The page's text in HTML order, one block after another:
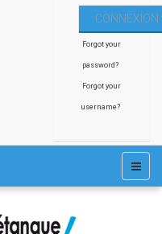
Forgot your
password?
Forgot your
username?